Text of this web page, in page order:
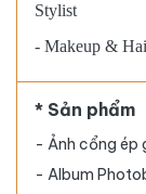
Stylist
- Makeup &
* Sản phẩm
- Ảnh cổng ép
- Album